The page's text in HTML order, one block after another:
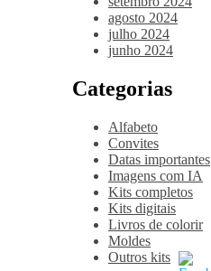
agosto 2024
julho 2024
junho 2024
Categorias
Alfabeto
Convites
Datas importantes
Imagens com IA
Kits completos
Kits digitais
Livros de colorir
Moldes
Outros kits